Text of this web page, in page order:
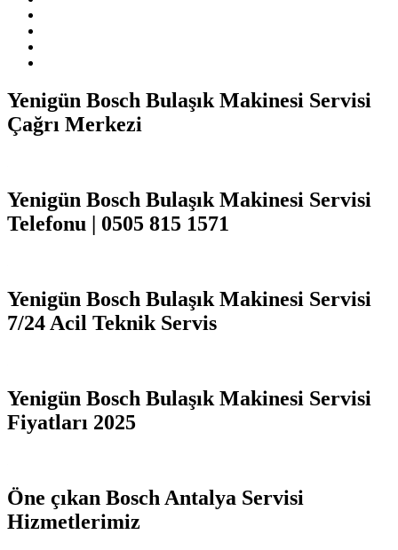
Yenigün Bosch Bulaşık Makinesi Servisi
Çağrı Merkezi
Yenigün Bosch Bulaşık Makinesi Servisi
Telefonu | 0505 815 1571
Yenigün Bosch Bulaşık Makinesi Servisi
7/24 Acil Teknik Servis
Yenigün Bosch Bulaşık Makinesi Servisi
Fiyatları 2025
Öne çıkan Bosch Antalya Servisi
Hizmetlerimiz